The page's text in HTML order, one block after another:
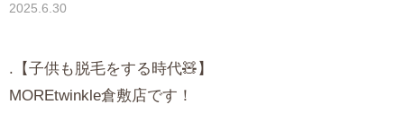
2025.6.30
.【子供も脱毛をする時代🧸】
MOREtwinkle倉敷店です！